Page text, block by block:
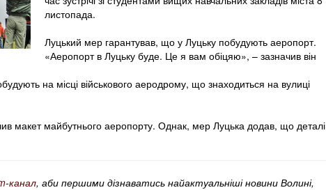
листопада.
Луцький мер гарантував, що у Луцьку побудують аеропорт.
«Аеропорт в Луцьку буде. Це я вам обіцяю», – зазначив він
на місці військового аеродрому, що знаходиться на вулиці
макет майбутнього аеропорту. Однак, мер Луцька додав, що деталі
канал, аби першими дізнаватись найактуальніші новини Волині,